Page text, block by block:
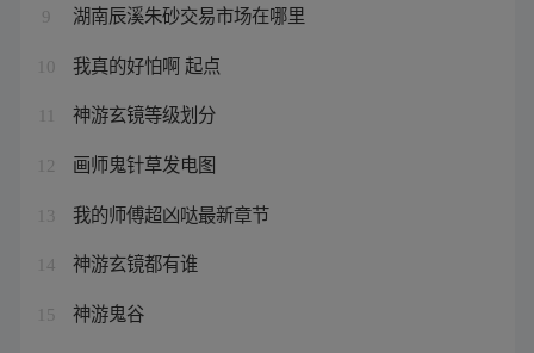
9 湖南辰溪朱砂交易市场在哪里
10 我真的好怕啊 起点
神游玄镜等级划分
12 画师鬼针草发电图
13 我的师傅超凶哒最新章节
14 神游玄镜都有谁
15 神游鬼谷